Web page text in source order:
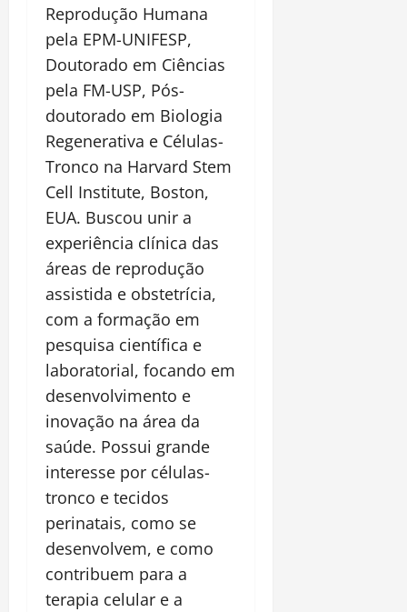
Reprodução Humana
pela EPM-UNIFESP,
Doutorado em Ciências
pela FM-USP, Pós-
doutorado em Biologia
Regenerativa e Células-
Tronco na Harvard Stem
Cell Institute, Boston,
EUA. Buscou unir a
experiência clínica das
áreas de reprodução
assistida e obstetrícia,
com a formação em
pesquisa científica e
laboratorial, focando em
desenvolvimento e
inovação na área da
saúde. Possui grande
interesse por células-
tronco e tecidos
perinatais, como se
desenvolvem, e como
contribuem para a
terapia celular e a